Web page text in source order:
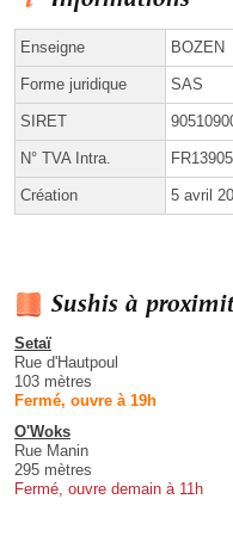
Enseigne BOZEN
Forme juridique SAS
SIRET
N° TVA Intra.
Création 5 avril
Sushis à
Setaï
Rue d'Hautpoul
103 mètres
Fermé, ouvre à 19h
O'Woks
Rue Manin
295 mètres
Fermé, ouvre demain à 11h